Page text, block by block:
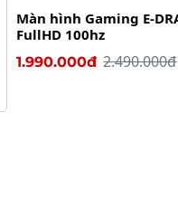
Màn hình Gaming E-
FullHD 100hz
1.990.000đ 2.490.000đ